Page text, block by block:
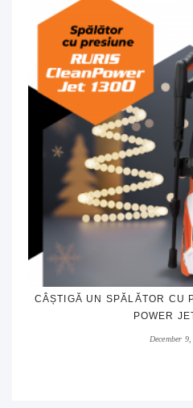
CÂȘTIGĂ UN SPĂLĂTOR CU
POWER
December